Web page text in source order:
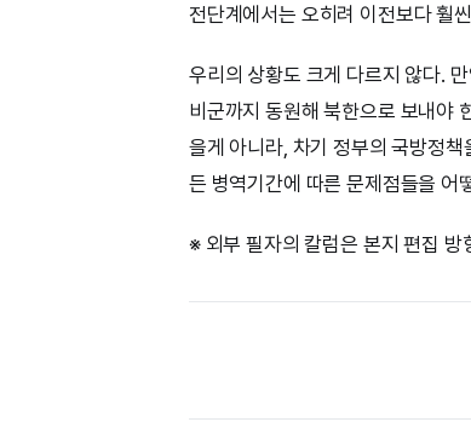
전단계에서는 오히려 이전보다 훨
우리의 상황도 크게 다르지 않다.
비군까지 동원해 북한으로 보내야
을게 아니라, 차기 정부의 국방정
든 병역기간에 따른 문제점들을 어
※ 외부 필자의 칼럼은 본지 편집 방